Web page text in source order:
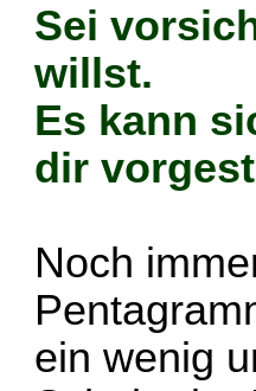
Sei
willst.
Es kann
dir
Noch
ein wenig